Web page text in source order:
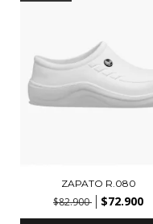
ZAPATO R.080
$82.900 $72.900